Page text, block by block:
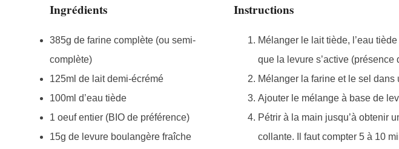
Ingrédients
385g de farine complète (ou semi-
complète)
125ml de lait demi-écrémé
100ml d’eau tiède
1 oeuf entier (BIO de préférence)
15g de levure boulangère fraîche
Instructions
Mélanger le lait tiède, l’eau
que la levure s’active
Mélanger la farine et le sel dans
Ajouter le mélange à base de
Pétrir à la main jusqu’à obtenir
collante. Il faut compter 5 à 10